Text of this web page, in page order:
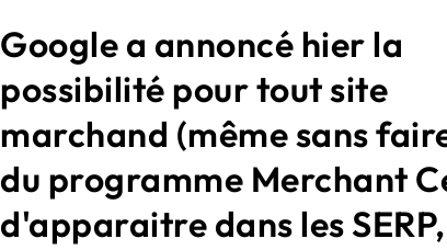
Google a annoncé hier la
possibilité pour tout site
marchand (même sans
du programme Merchant
d'apparaitre dans les SERP,